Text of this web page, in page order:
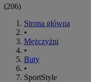
(206)
Strona główna
•
Mężczyźni
•
Buty
•
SportStyle